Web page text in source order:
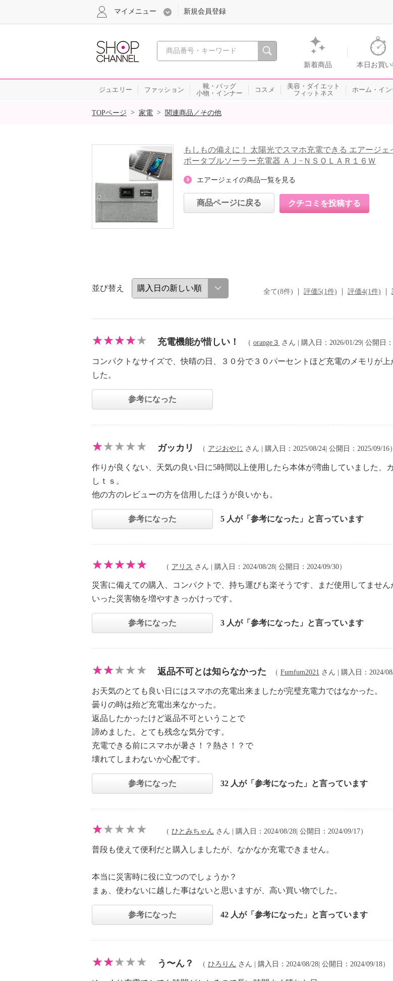
心おどる、瞬間を。通販・テレビショッピングのショップチャンネル
新着商品 本日お買い
マイメニュー 新規会員登録
ジュエリー ファッション
靴・バッグ
小物・インナー
コスメ
美容・ダイエット
フィットネス
ホーム・イ
SALE
TOPページ > 家電 > 関連商品／その他
もしもの備えに！ 太陽光でスマホ充電できる エアージェ
ポータブルソーラー充電器 ＡＪ−ＮＳＯＬＡＲ１６Ｗ
エアージェイの商品一覧を見る
商品ページに戻る クチコミを投稿する
並び替え 全て(8件) 評価5(1件) 評価4(1件)
充電機能が惜しい！ （ orange３ さん | 購入日：2026/01/29| 公開日：
コンパクトなサイズで、快晴の日、３０分で３０パーセントほど充電のメモリが
した。
参考になった
ガッカリ （ アジおやじ さん | 購入日：2025/08/24| 公開日：2025/09/16）
作りが良くない、天気の良い日に5時間以上使用したら本体が湾曲していました、
しｔｓ。
他の方のレビューの方を信用したほうが良いかも。
参考になった 5 人が「参考になった」と言っています
（ アリス さん | 購入日：2024/08/28| 公開日：2024/09/30）
災害に備えての購入、コンパクトで、持ち運びも楽そうです、まだ使用してませ
いった災害物を増やすきっかけっです。
参考になった 3 人が「参考になった」と言っています
返品不可とは知らなかった （ Fumfum2021 さん | 購入日：2024/
お天気のとても良い日にはスマホの充電出来ましたが完璧充電力ではなかった。
曇りの時は殆ど充電出来なかった。
返品したかったけど返品不可ということで
諦めました。とても残念な気分です。
充電できる前にスマホが暑さ！？熱さ！？で
壊れてしまわないか心配です。
参考になった 32 人が「参考になった」と言っています
（ ひとみちゃん さん | 購入日：2024/08/28| 公開日：2024/09/17）
普段も使えて便利だと購入しましたが、なかなか充電できません。
本当に災害時に役に立つのでしょうか？
まぁ、使わないに越した事はないと思いますが、高い買い物でした。
参考になった 42 人が「参考になった」と言っています
う〜ん？ （ ひろりん さん | 購入日：2024/08/28| 公開日：2024/09/18）